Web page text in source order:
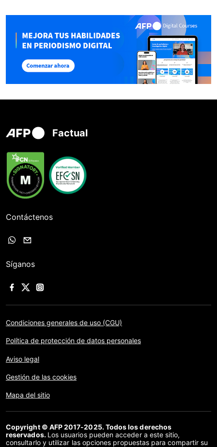
Factual
Contáctenos
Síganos
Condiciones generales de uso (CGU)
Política de protección de datos personales
Aviso legal
Gestión de las cookies
Mapa del sitio
Copyright © AFP 2017-2025. Todos los derechos
reservados. Los usuarios pueden acceder a este sitio,
consultarlo y utilizar las opciones propuestas para compartir su